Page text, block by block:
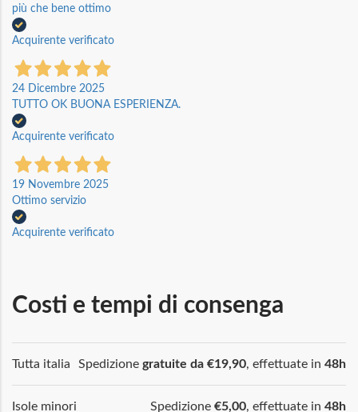
più che bene ottimo
Acquirente verificato
24 Dicembre 2025
TUTTO OK BUONA ESPERIENZA.
Acquirente verificato
19 Novembre 2025
Ottimo servizio
Acquirente verificato
Costi e tempi di consenga
Tutta italia Spedizione gratuite da €19,90, effettuate in 48h
Isole minori Spedizione €5,00, effettuate in 48h